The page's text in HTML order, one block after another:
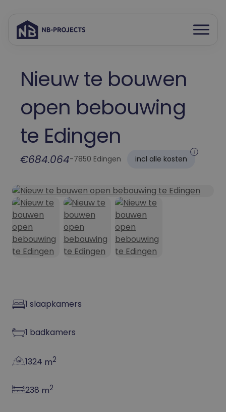
Spring
Open
menu
Nieuw te bouwen
open bebouwing
te Edingen
€684.064-7850 Edingen incl alle kosten
1 slaapkamers
1 badkamers
1324 m2
238 m2